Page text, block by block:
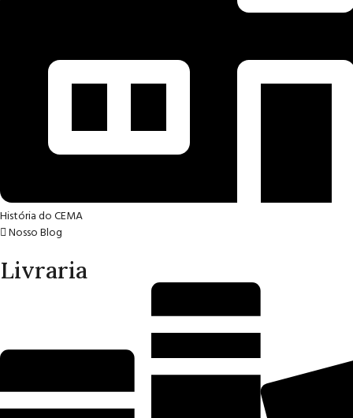
História do CEMA
Nosso Blog
Livraria